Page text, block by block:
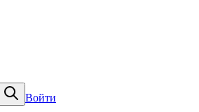
Войти